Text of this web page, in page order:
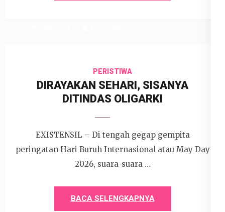
PERISTIWA
DIRAYAKAN SEHARI, SISANYA
DITINDAS OLIGARKI
EXISTENSIL – Di tengah gegap gempita
peringatan Hari Buruh Internasional atau May Day
2026, suara-suara …
BACA SELENGKAPNYA